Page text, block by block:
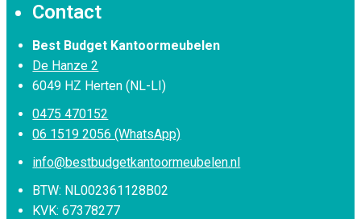
Contact
Best Budget Kantoormeubelen
De Hanze 2
6049 HZ Herten (NL-LI)
0475 470152
06 1519 2056 (WhatsApp)
info@bestbudgetkantoormeubelen.nl
BTW: NL002361128B02
KVK: 67378277